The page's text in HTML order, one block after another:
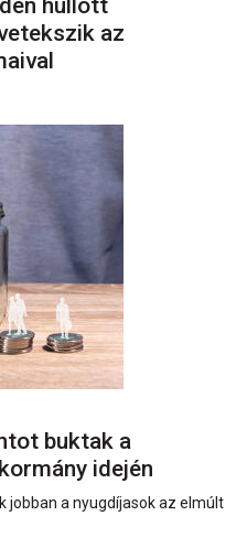
hullott
az
buktak a
idején
jobban a nyugdíjasok az elmúlt